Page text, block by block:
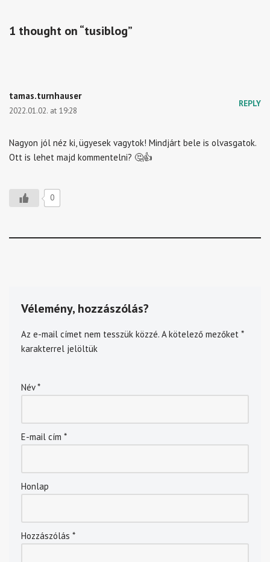
1 thought on “tusiblog”
tamas.turnhauser
2022.01.02. at 19:28
REPLY
Nagyon jól néz ki, ügyesek vagytok! Mindjárt bele is olvasgatok.
Ott is lehet majd kommentelni? 🤔👍
0
Vélemény, hozzászólás?
Az e-mail címet nem tesszük közzé. A kötelező mezőket *
karakterrel jelöltük
Név*
E-mail cím *
Honlap
Hozzászólás *